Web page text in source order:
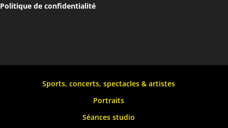
Politique de confidentialité
Sports, concerts, spectacles & artistes
Portraits
Séances studio